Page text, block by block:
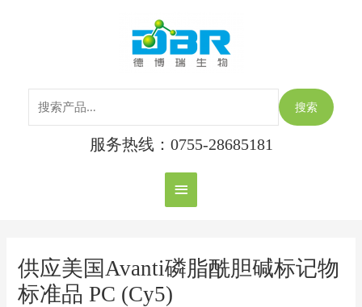
主
菜
单
搜索
服务热线：0755-28685181
供应美国Avanti磷脂酰胆碱标记物
标准品 PC (Cy5)